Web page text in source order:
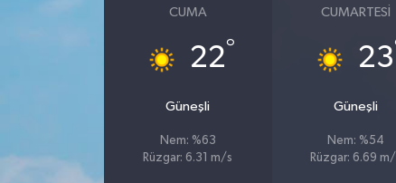
CUMA
22°
Güneşli
Nem: %63
Rüzgar: 6.31 m/s
CUMARTESI
23
Güneşli
Nem: %54
Rüzgar: 6.69